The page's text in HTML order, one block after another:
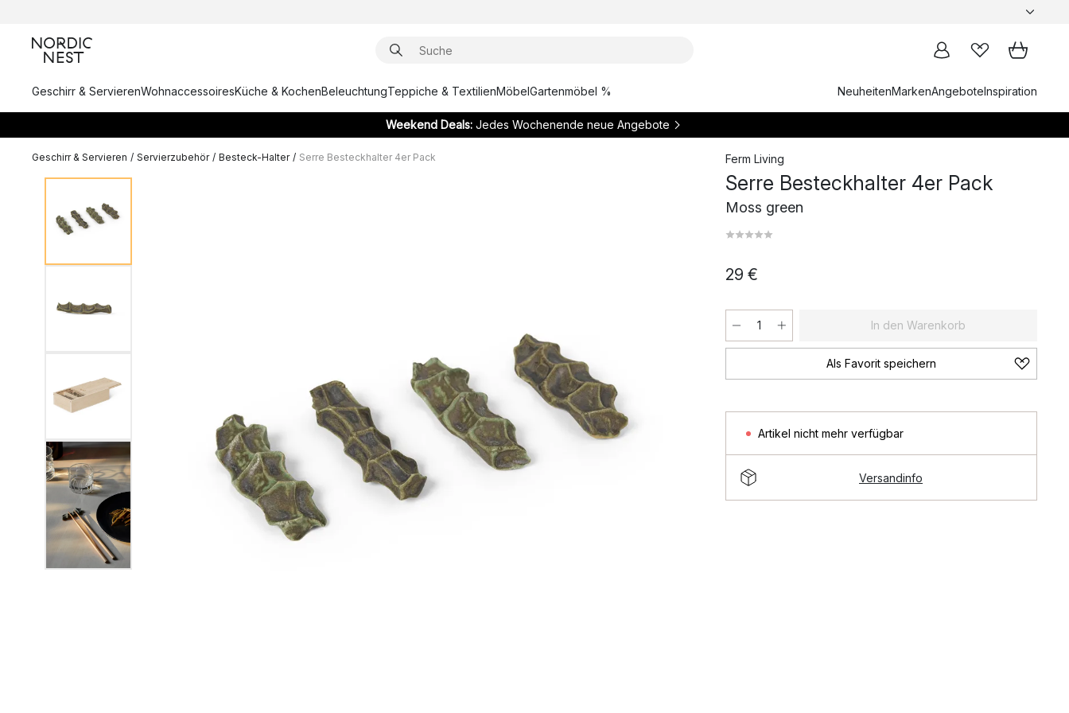
Geschirr & ServierenWohnaccessoiresKüche & KochenBeleuchtungTeppiche & TextilienMöbelGartenmöbel % NeuheitenMarkenAngeboteInspiration
Weekend Deals:Jedes Wochenende neue Angebote
Geschirr & Servieren / Servierzubehör / Besteck-Halter / Serre Besteckhalter 4er Pack Ferm Living
Serre Besteckhalter 4er Pack
Moss green
29 €
In den Warenkorb
Als Favorit speichern
Artikel nicht mehr verfügbar
Versandinfo